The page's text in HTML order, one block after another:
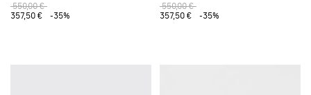
550,00 €
357,50 €
-35%
550,00 €
357,50 €
-35%